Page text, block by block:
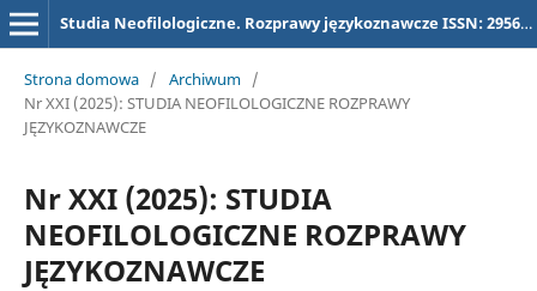
Studia Neofilologiczne. Rozprawy językoznawcze ISSN: 2956-5731, dawniej (dla tytułu "Studia Neofilologiczne) ISSN 2657-3032
Strona domowa / Archiwum /
Nr XXI (2025): STUDIA NEOFILOLOGICZNE ROZPRAWY
JĘZYKOZNAWCZE
Nr XXI (2025): STUDIA
NEOFILOLOGICZNE ROZPRAWY
JĘZYKOZNAWCZE